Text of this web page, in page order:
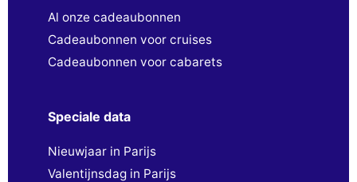
Al onze cadeaubonnen
Cadeaubonnen voor cruises
Cadeaubonnen voor cabarets
Speciale data
Nieuwjaar in Parijs
Valentijnsdag in Parijs